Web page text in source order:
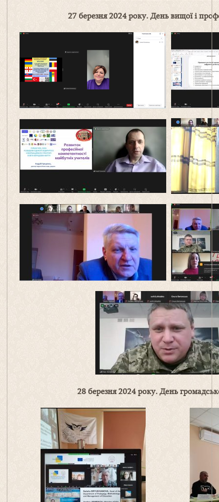
27 березня 2024 року. День вищої і
28 березня 2024 року. День